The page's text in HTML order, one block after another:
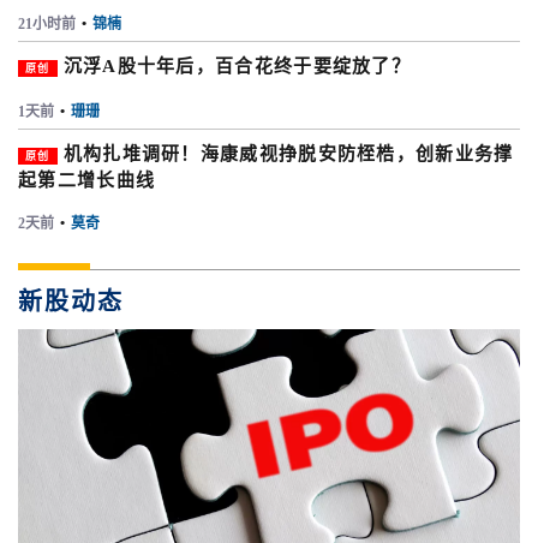
21小时前 • 锦楠
原创 沉浮A股十年后，百合花终于要绽放了？
1天前 • 珊珊
原创
机构扎堆调研！海康威视挣脱安防桎梏，创新业务撑
起第二增长曲线
2天前 • 莫奇
新股动态